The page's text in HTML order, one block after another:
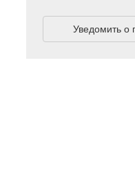
Уведомить о